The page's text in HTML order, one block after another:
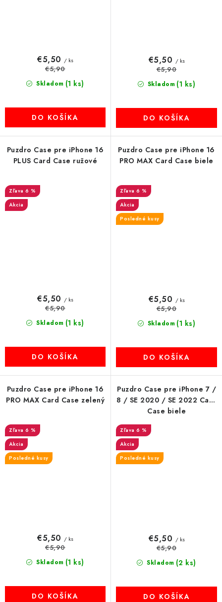
Skladom (1 ks)
€5,50 / ks
€5,90
DO KOŠÍKA
Skladom (1 ks)
€5,50 / ks
€5,90
DO KOŠÍKA
Puzdro Case pre iPhone 16
PLUS Card Case ružové
6 %
Akcia
Skladom (1 ks)
€5,50 / ks
€5,90
DO KOŠÍKA
Puzdro Case pre iPhone 16
PRO MAX Card Case biele
6 %
Akcia
Posledné kusy
Skladom (1 ks)
€5,50 / ks
€5,90
DO KOŠÍKA
Puzdro Case pre iPhone 16
PRO MAX Card Case zelený
6 %
Akcia
Posledné kusy
Skladom (1 ks)
€5,50 / ks
€5,90
DO KOŠÍKA
Puzdro Case pre iPhone 7 /
8 / SE 2020 / SE 2022 Card
Case biele
6 %
Akcia
Posledné kusy
Skladom (2 ks)
€5,50 / ks
€5,90
DO KOŠÍKA